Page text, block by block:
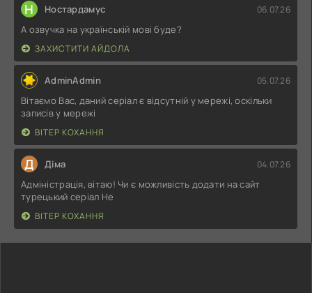
Н Ностардамус 06.07.26
А озвучка на українській мові буде?
ЗАХИСТИТИ АЙДОЛА
AdminAdmin 05.07.26
Вітаємо Вас, даний серіал є відсутній у мережі, оскільки
записів у мережі
ВІТЕР КОХАННЯ
Д Діма 04.07.26
Адміністрація, вітаю! Чи є можливість додати на сайт
турецький серіал Не
ВІТЕР КОХАННЯ